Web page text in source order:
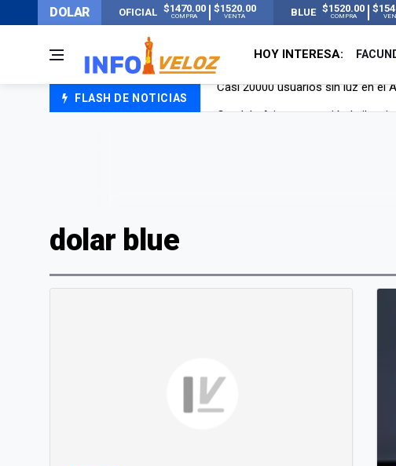
DOLAR OFICIAL $1470.00
COMPRA
$1520.00
VENTA BLUE $1520.00
COMPRA
HOY INTERESA:
FLASH DE NOTICIAS
dolar blue